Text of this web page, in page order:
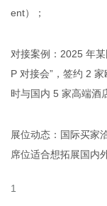
ent）；
对接案例：2025 年
P 对接会”，签约 2
时与国内 5 家高端酒
展位动态：国际买家
席位适合想拓展国内